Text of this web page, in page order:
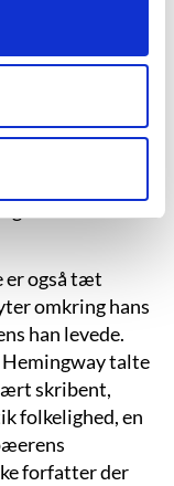
ny og
1993, Short
over
”Vil du
for en endnu
er også tæt
omkring hans
han levede.
Hemingway talte
skribent,
folkelighed, en
forfatter der